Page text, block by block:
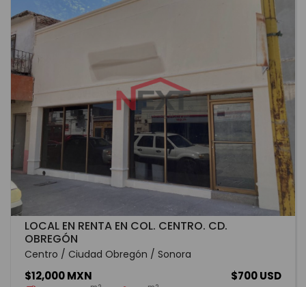
LOCAL EN RENTA EN COL. CENTRO. CD.
OBREGÓN
Centro / Ciudad Obregón / Sonora
$12,000 MXN $700 USD